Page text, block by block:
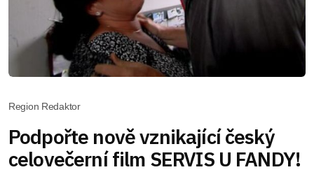
Region Redaktor
Podpořte nově vznikající český
celovečerní film SERVIS U FANDY!